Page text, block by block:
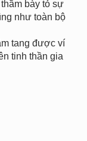
bày tỏ sự
như toàn bộ
tang được ví
tinh thần gia